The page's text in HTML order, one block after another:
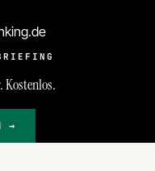
Kostenlos.
→